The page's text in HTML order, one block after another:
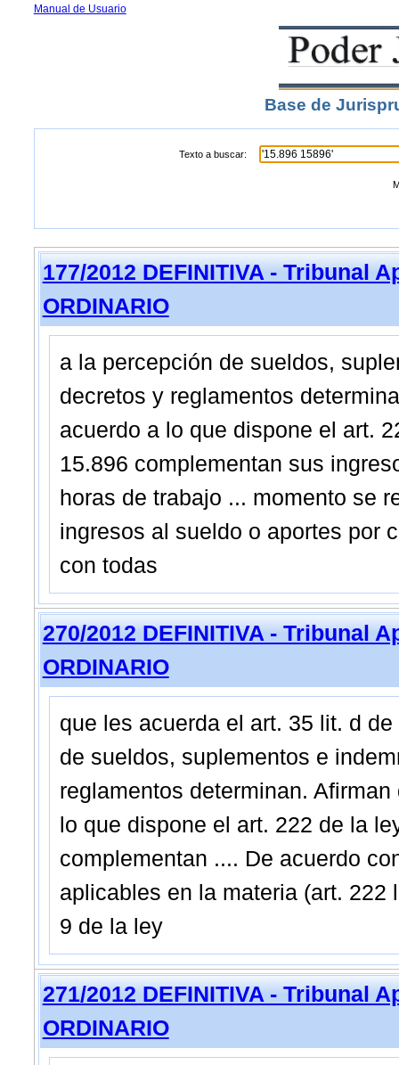
Manual de Usuario
Base de
Texto a buscar:
177/2012 DEFINITIVA - Tribunal
ORDINARIO
a la percepción de sueldos,
decretos y reglamentos
acuerdo a lo que dispone el art.
15.896 complementan sus
horas de trabajo ... momento se
ingresos al sueldo o aportes por
con todas
270/2012 DEFINITIVA - Tribunal
ORDINARIO
que les acuerda el art. 35 lit. d
de sueldos, suplementos e
reglamentos determinan.
lo que dispone el art. 222 de la
complementan .... De acuerdo
aplicables en la materia (art. 222
9 de la ley
271/2012 DEFINITIVA - Tribunal
ORDINARIO